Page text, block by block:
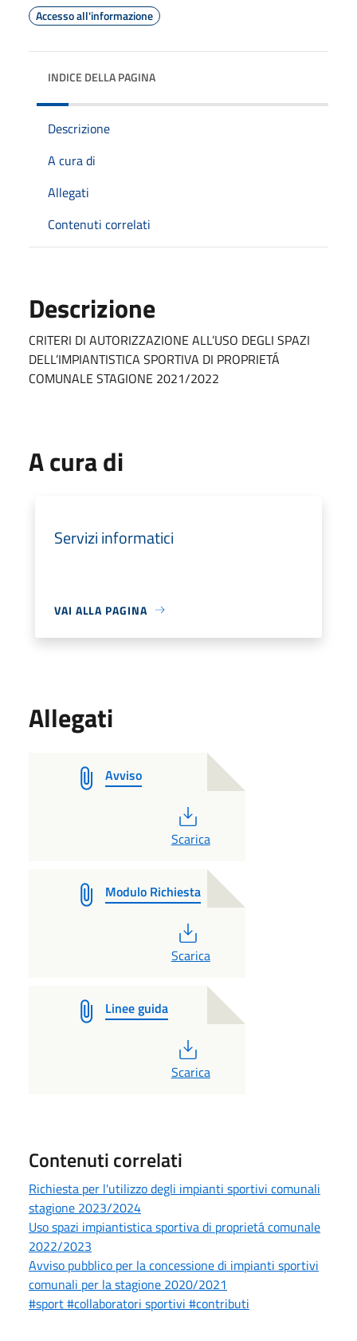
Accesso all'informazione
INDICE DELLA PAGINA
Descrizione
A cura di
Allegati
Contenuti correlati
Descrizione
CRITERI DI AUTORIZZAZIONE ALL’USO DEGLI SPAZI
DELL’IMPIANTISTICA SPORTIVA DI PROPRIETÁ
COMUNALE STAGIONE 2021/2022
A cura di
Servizi informatici
VAI ALLA PAGINA
Allegati
Avviso
Scarica
Modulo Richiesta
Scarica
Linee guida
Scarica
Contenuti correlati
Richiesta per l'utilizzo degli impianti sportivi comunali
stagione 2023/2024
Uso spazi impiantistica sportiva di proprietá comunale
2022/2023
Avviso pubblico per la concessione di impianti sportivi
comunali per la stagione 2020/2021
#sport #collaboratori sportivi #contributi